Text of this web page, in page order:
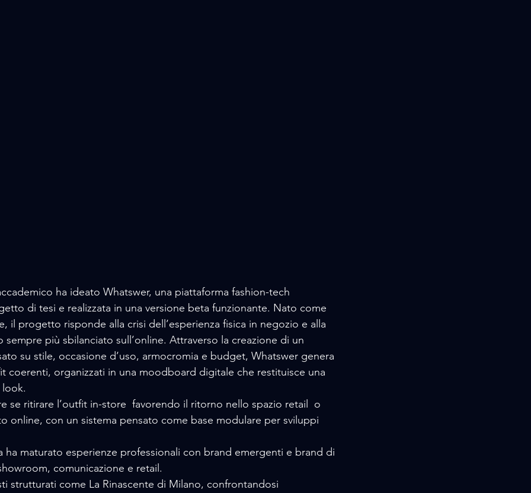
ha ideato Whatswer, una piattaforma fashion-tech
di tesi e realizzata in una versione beta funzionante. Nato come
il progetto risponde alla crisi dell’esperienza fisica in negozio e alla
sempre più sbilanciato sull’online. Attraverso la creazione di un
su stile, occasione d’uso, armocromia e budget, Whatswer genera
coerenti, organizzati in una moodboard digitale che restituisce una
se ritirare l’outfit in-store  favorendo il ritorno nello spazio retail  o
online, con un sistema pensato come base modulare per sviluppi
ha maturato esperienze professionali con brand emergenti e brand di
comunicazione e retail.
strutturati come La Rinascente di Milano, confrontandosi